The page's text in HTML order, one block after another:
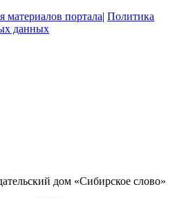
материалов портала| Политика
данных
дом «Сибирское слово»